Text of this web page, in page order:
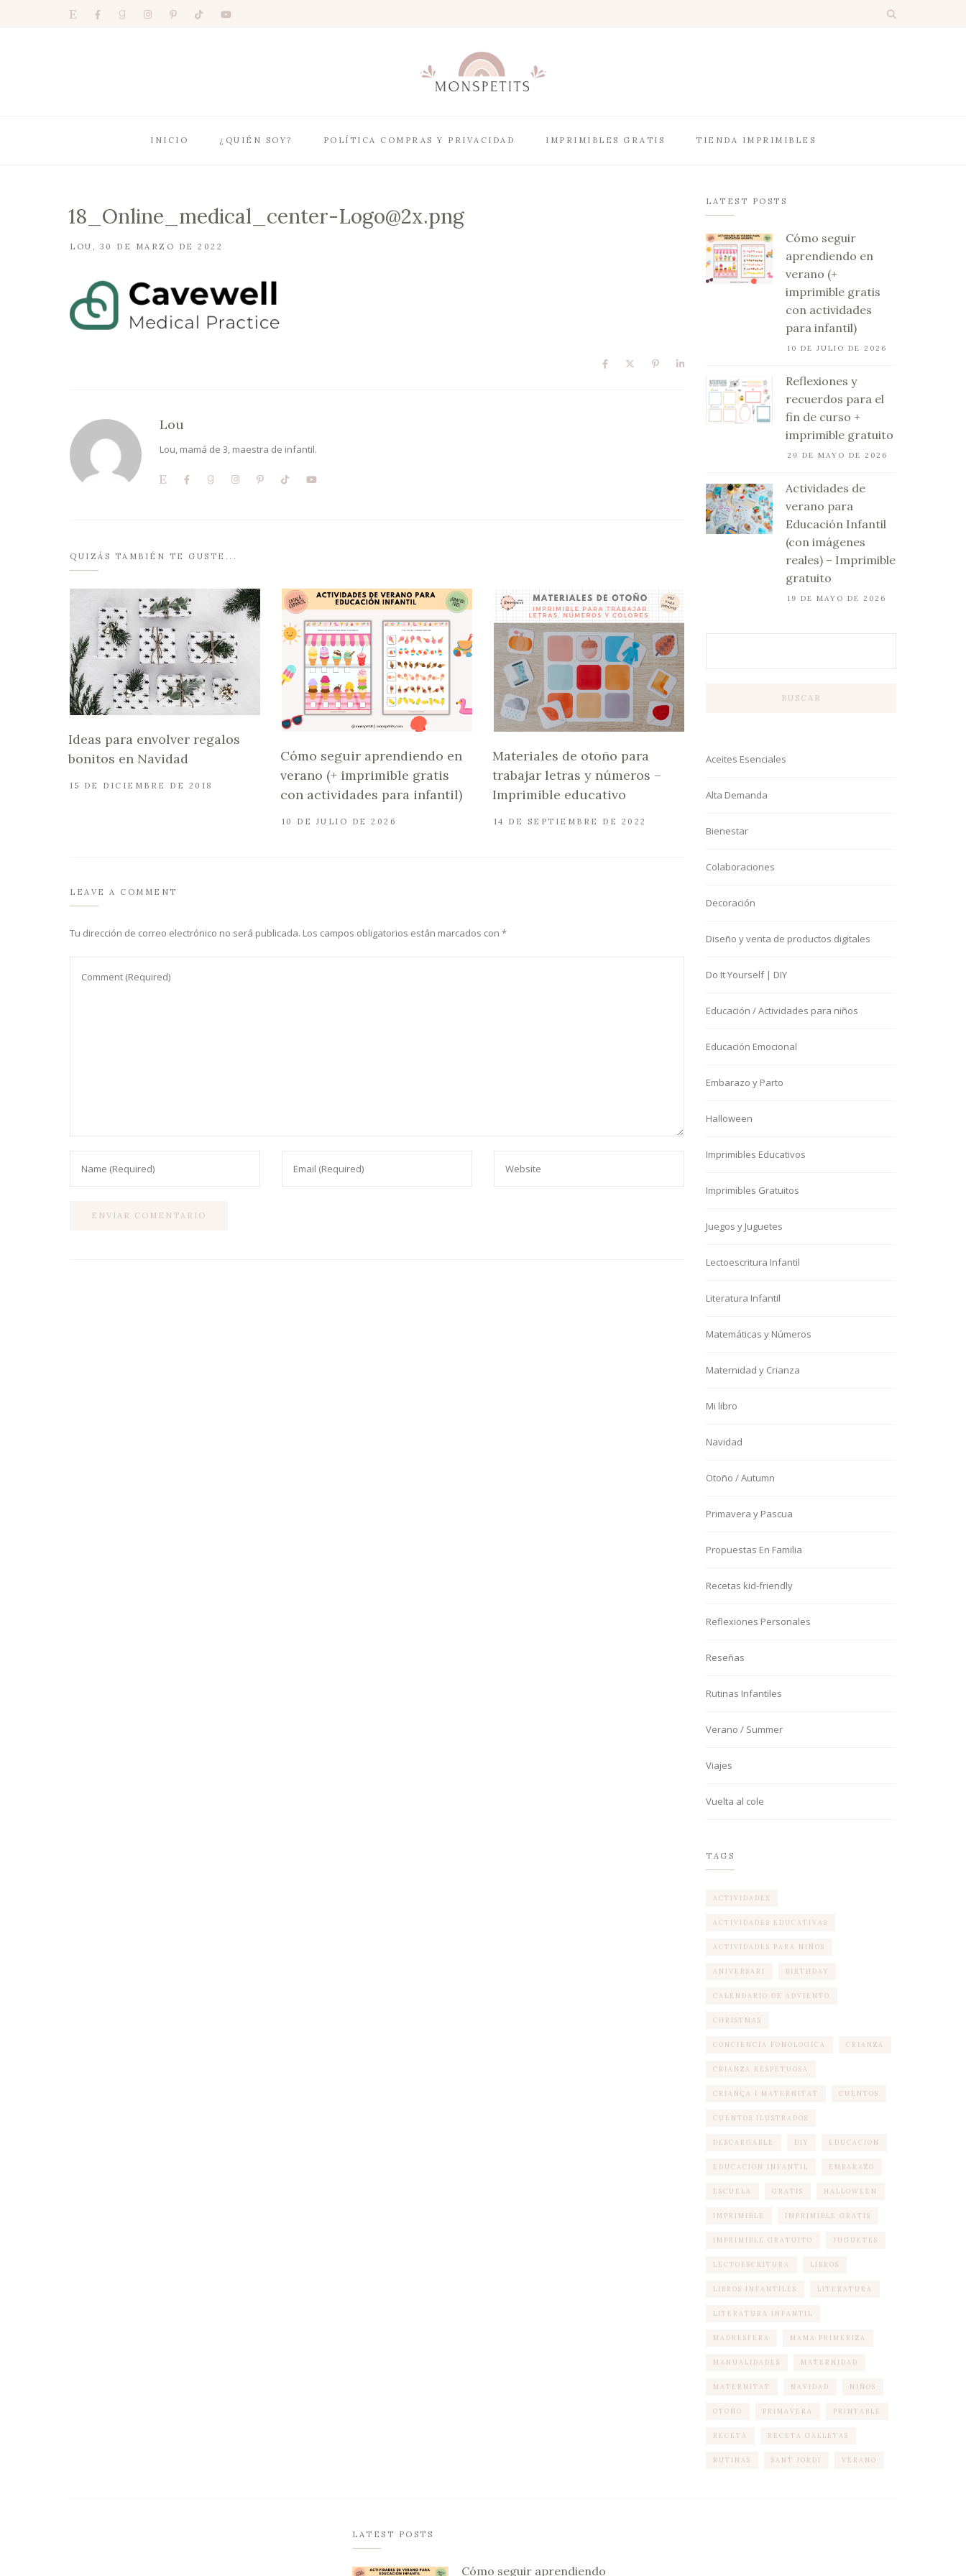
INICIO ¿QUIÉN SOY? POLÍTICA COMPRAS Y PRIVACIDAD IMPRIMIBLES GRATIS TIENDA IMPRIMIBLES
18_Online_medical_center-Logo@2x.png
LOU 30 DE MARZO DE 2022
Lou
Lou, mamá de 3, maestra de infantil.
QUIZÁS TAMBIÉN TE GUSTE...
Ideas para envolver regalos
bonitos en Navidad
15 DE DICIEMBRE DE 2018
Cómo seguir aprendiendo en
verano (+ imprimible gratis
con actividades para infantil)
10 DE JULIO DE 2026
Materiales de otoño para
trabajar letras y números –
Imprimible educativo
14 DE SEPTIEMBRE DE 2022
LEAVE A COMMENT
Tu dirección de correo electrónico no será publicada. Los campos obligatorios están marcados con *
LATEST POSTS
Cómo seguir
aprendiendo en
verano (+
imprimible gratis
con actividades
para infantil)
10 DE JULIO DE 2026
Reflexiones y
recuerdos para el
fin de curso +
imprimible gratuito
29 DE MAYO DE 2026
Actividades de
verano para
Educación Infantil
(con imágenes
reales) – Imprimible
gratuito
19 DE MAYO DE 2026
BUSCAR
Aceites Esenciales
Alta Demanda
Bienestar
Colaboraciones
Decoración
Diseño y venta de productos digitales
Do It Yourself | DIY
Educación / Actividades para niños
Educación Emocional
Embarazo y Parto
Halloween
Imprimibles Educativos
Imprimibles Gratuitos
Juegos y Juguetes
Lectoescritura Infantil
Literatura Infantil
Matemáticas y Números
Maternidad y Crianza
Mi libro
Navidad
Otoño / Autumn
Primavera y Pascua
Propuestas En Familia
Recetas kid-friendly
Reflexiones Personales
Reseñas
Rutinas Infantiles
Verano / Summer
Viajes
Vuelta al cole
TAGS
ACTIVIDADES
ACTIVIDADES EDUCATIVAS
ACTIVIDADES PARA NIÑOS
ANIVERSARI BIRTHDAY
CALENDARIO DE ADVIENTO
CHRISTMAS
CONCIENCIA FONOLOGICA CRIANZA
CRIANZA RESPETUOSA
CRIANÇA I MATERNITAT CUENTOS
CUENTOS ILUSTRADOS
DESCARGABLE DIY EDUCACION
EDUCACION INFANTIL EMBARAZO
ESCUELA GRATIS HALLOWEEN
IMPRIMIBLE IMPRIMIBLE GRATIS
IMPRIMIBLE GRATUITO JUGUETES
LECTOESCRITURA LIBROS
LIBROS INFANTILES LITERATURA
LITERATURA INFANTIL
MADRESFERA MAMA PRIMERIZA
MANUALIDADES MATERNIDAD
MATERNITAT NAVIDAD NIÑOS
OTOÑO PRIMAVERA PRINTABLE
RECETA RECETA GALLETAS
RUTINAS SANT JORDI VERANO
LATEST POSTS
Cómo seguir aprendiendo